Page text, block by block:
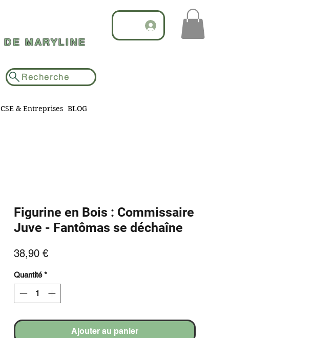
MARYLINE
Recherche
& Entreprises BLOG
Figurine en Bois : Commissaire
Juve - Fantômas se déchaîne
38,90 €Prix
Quantité *
Ajouter au panier